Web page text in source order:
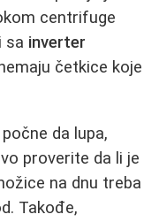
centrifuge
sa inverter
četkice koje
da lupa,
proverite da li je
na dnu treba
Takođe,